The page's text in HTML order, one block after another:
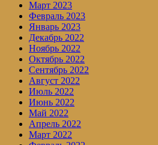
Март 2023
Февраль 2023
Январь 2023
Декабрь 2022
Ноябрь 2022
Октябрь 2022
Сентябрь 2022
Август 2022
Июль 2022
Июнь 2022
Май 2022
Апрель 2022
Март 2022